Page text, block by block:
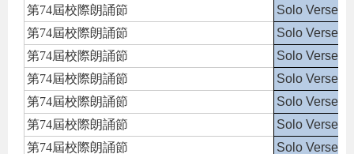
第74屆校際朗誦節
Solo Verse
第74屆校際朗誦節
Solo Verse
第74屆校際朗誦節
Solo Verse
第74屆校際朗誦節
Solo Verse
第74屆校際朗誦節
Solo Verse
第74屆校際朗誦節
Solo Verse
第74屆校際朗誦節
Solo Verse